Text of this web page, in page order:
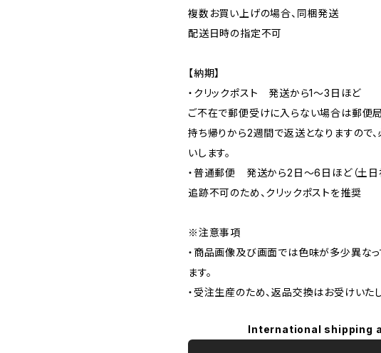
複数お買い上げの場合、同梱発送
配送日時の指定不可
【納期】
・クリックポスト 発送から1〜3日ほど
ご不在で郵便受けに入らない場合は郵便局
持ち帰りから2週間で返送となりますので
いします。
・普通郵便 発送から2日〜6日ほど（土日
追跡不可のため、クリックポストを推奨
※注意事項
・商品画像及び画面では色味が多少異な
ます。
・受注生産のため、返品交換はお受けいた
International shipping